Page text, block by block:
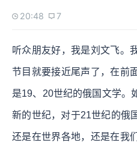
20:48 7
听众朋友好，我是刘文飞。
节目就要接近尾声了，在前
是19、20世纪的俄国文学。
新的世纪，对于21世纪的俄
还是在世界各地，还是在我